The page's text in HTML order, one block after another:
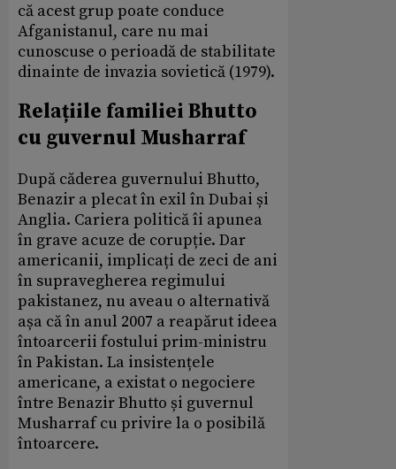
că acest grup poate conduce
Afganistanul, care nu mai
cunoscuse o perioadă de stabilitate
dinainte de invazia sovietică (1979).
Relațiile familiei Bhutto
cu guvernul Musharraf
După căderea guvernului Bhutto,
Benazir a plecat în exil în Dubai și
Anglia. Cariera politică îi apunea
în grave acuze de corupție. Dar
americanii, implicați de zeci de ani
în supravegherea regimului
pakistanez, nu aveau o alternativă
așa că în anul 2007 a reapărut ideea
întoarcerii fostului prim-ministru
în Pakistan. La insistențele
americane, a existat o negociere
între Benazir Bhutto și guvernul
Musharraf cu privire la o posibilă
întoarcere.